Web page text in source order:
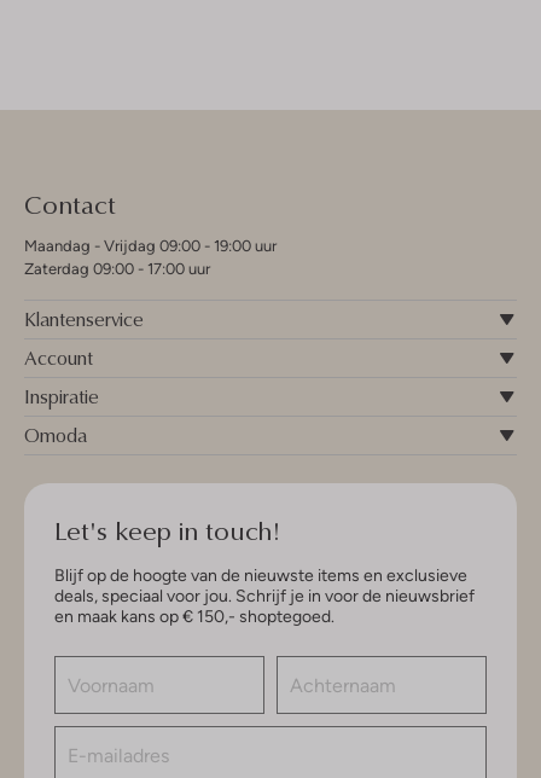
Contact
Maandag - Vrijdag 09:00 - 19:00 uur
Zaterdag 09:00 - 17:00 uur
Klantenservice
Account
Inspiratie
Omoda
Let's keep in touch!
Blijf op de hoogte van de nieuwste items en exclusieve
deals, speciaal voor jou. Schrijf je in voor de nieuwsbrief
en maak kans op € 150,- shoptegoed.